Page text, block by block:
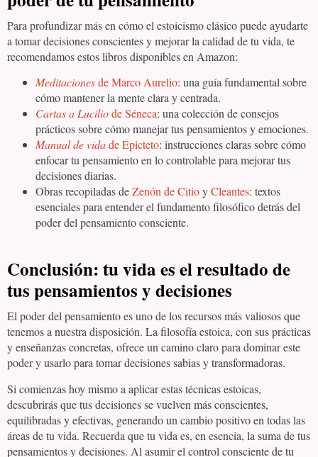
Para profundizar más en cómo el estoicismo clásico puede ayudarte
a tomar decisiones conscientes y mejorar la calidad de tu vida, te
recomendamos estos libros disponibles en Amazon:
Meditacionesde Marco Aurelio: una guía fundamental sobre
cómo mantener la mente clara y centrada.
Cartas a Luciliode Séneca: una colección de consejos
prácticos sobre cómo manejar tus pensamientos y emociones.
Manual de vidade Epicteto: instrucciones claras sobre cómo
enfocar tu pensamiento en lo controlable para mejorar tus
decisiones diarias.
Obras recopiladas deZenón de CitioyCleantes: textos
esenciales para entender el fundamento filosófico detrás del
poder del pensamiento consciente.
Conclusión: tu vida es el resultado de
tus pensamientos y decisiones
El poder del pensamiento es uno de los recursos más valiosos que
tenemos a nuestra disposición. La filosofía estoica, con sus prácticas
y enseñanzas concretas, ofrece un camino claro para dominar este
poder y usarlo para tomar decisiones sabias y transformadoras.
Si comienzas hoy mismo a aplicar estas técnicas estoicas,
descubrirás que tus decisiones se vuelven más conscientes,
equilibradas y efectivas, generando un cambio positivo en todas las
áreas de tu vida. Recuerda que tu vida es, en esencia, la suma de tus
pensamientos y decisiones. Al asumir el control consciente de tu